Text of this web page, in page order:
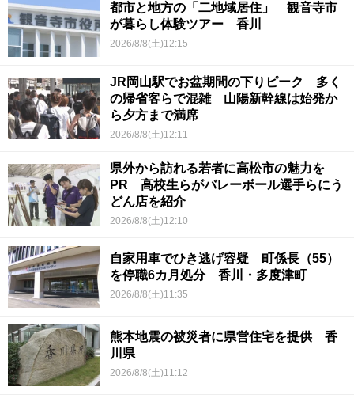
都市と地方の「二地域居住」 観音寺市
が暮らし体験ツアー 香川
2026/8/8(土)12:15
JR岡山駅でお盆期間の下りピーク 多く
の帰省客らで混雑 山陽新幹線は始発か
ら夕方まで満席
2026/8/8(土)12:11
県外から訪れる若者に高松市の魅力を
PR 高校生らがバレーボール選手らにう
どん店を紹介
2026/8/8(土)12:10
自家用車でひき逃げ容疑 町係長（55）
を停職6カ月処分 香川・多度津町
2026/8/8(土)11:35
熊本地震の被災者に県営住宅を提供 香
川県
2026/8/8(土)11:12